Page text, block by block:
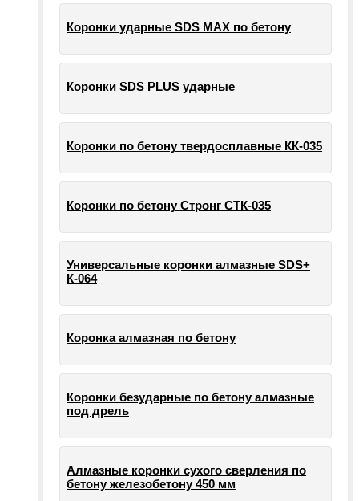
Коронки ударные SDS MAX по бетону
Коронки SDS PLUS ударные
Коронки по бетону твердосплавные КК-035
Коронки по бетону Стронг СТК-035
Универсальные коронки алмазные SDS+
К-064
Коронка алмазная по бетону
Коронки безударные по бетону алмазные
под дрель
Алмазные коронки сухого сверления по
бетону железобетону 450 мм